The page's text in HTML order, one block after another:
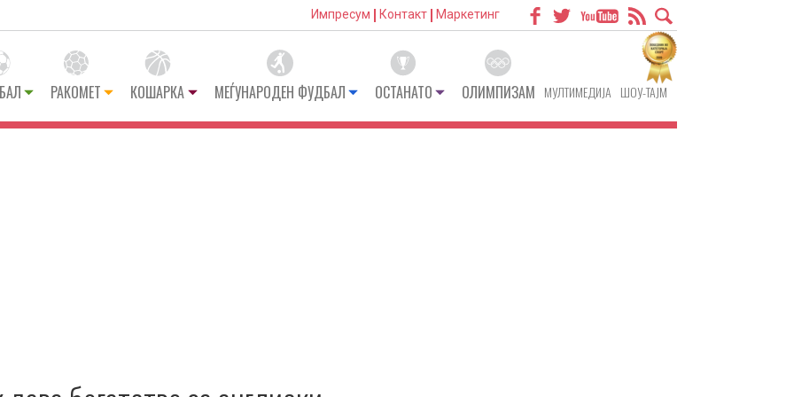
Импресум Контакт Маркетинг
РАКОМЕТ КОШАРКА МЕЃУНАРОДЕН ФУДБАЛ ОСТАНАТО ОЛИМПИЗАМ МУЛТИМЕДИЈА ШОУ-ТАЈМ